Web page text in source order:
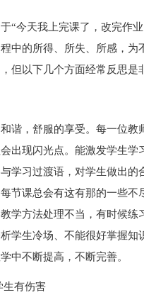
“今天我上完课了，改完作
中的所得、所失、所感，
但以下几个方面经常反思是
谐，舒服的享受。每一位教
出现闪光点。能激发学生学
学习过渡语，对学生做出
节课总会有这有那的一些不
学方法处理不当，有时候
学生冷场、不能很好掌握知
中不断提高，不断完善。
生有伤害